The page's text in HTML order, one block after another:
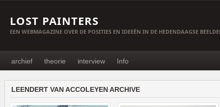
LOST PAINTERS
EEN WEBMAGAZINE OVER DE POSITIES EN IDEEËN IN DE HEDENDAAGSE
archief theorie interview Info
LEENDERT VAN ACCOLEYEN ARCHIVE